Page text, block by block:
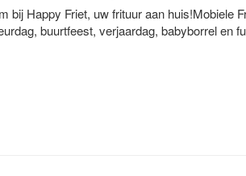
bij Happy Friet, uw frituur aan huis!Mobiele
buurtfeest, verjaardag, babyborrel en